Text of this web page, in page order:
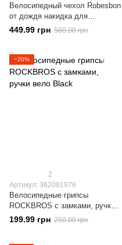
Велосипедный чехол Robesbon
от дождя накидка для
велосипеда Серый
449.99 грн 580.00 грн
−20%
2
Артикул: 362081976
Велосипедные грипсы
ROCKBROS с замками, ручки
вело Black
199.99 грн 250.00 грн